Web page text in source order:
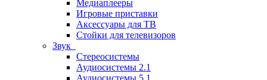
Медиаплееры
Игровые приставки
Аксессуары для ТВ
Стойки для телевизоров
Звук
Стереосистемы
Аудиосистемы 2.1
Аудиосистемы 5.1